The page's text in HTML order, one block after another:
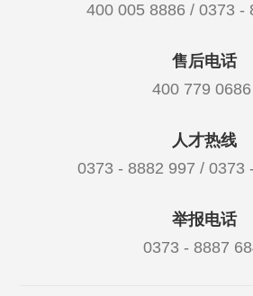
400 005 8886 / 0373 -
售后电话
400 779 0686
人才热线
0373 - 8882 997 / 0373
举报电话
0373 - 8887